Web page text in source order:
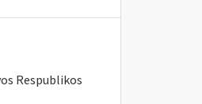
Respublikos